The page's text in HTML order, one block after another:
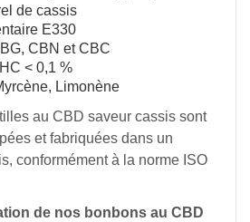
de cassis
E330
CBN et CBC
< 0,1 %
Limonène
au CBD saveur cassis sont
et fabriquées dans un
conformément à la norme ISO
de nos bonbons au CBD